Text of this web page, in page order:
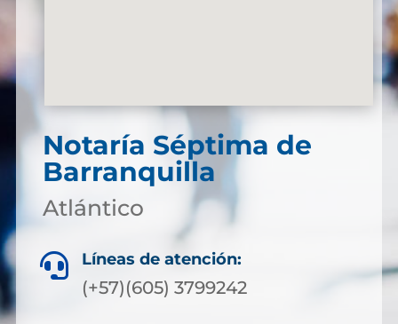
Notaría Séptima de
Barranquilla
Atlántico
 Líneas de atención:
(+57)(605) 3799242